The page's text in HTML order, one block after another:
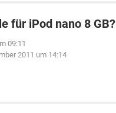
für iPod nano 8 GB?
09:11
2011 um 14:14